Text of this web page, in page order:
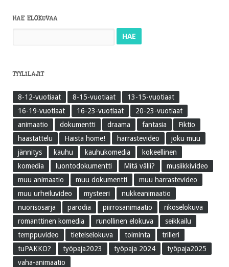
HAE ELOKUVAA
TYYLILAJIT
8-12-vuotiaat 8-15-vuotiaat
13-15-vuotiaat
16-19-vuotiaat
16-23-vuotiaat
20-23-vuotiaat
animaatio
dokumentti draama fantasia
Fiktio
haastattelu
Haista home! harrastevideo
joku muu
jännitys
kauhu kauhukomedia
kokeellinen
komedia
luontodokumentti Mitä välii?
musiikkivideo
muu animaatio
muu dokumentti
muu harrastevideo
muu urheiluvideo
mysteeri
nukkeanimaatio
nuorisosarja
parodia piirrosanimaatio
rikoselokuva
romanttinen komedia
runollinen elokuva
seikkailu
temppuvideo
tieteiselokuva toiminta
trilleri
tuPAKKO?
työpaja2023 työpaja 2024
työpaja2025
vaha-animaatio